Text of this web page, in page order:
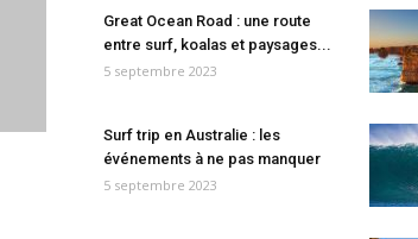
Great Ocean Road : une route
entre surf, koalas et paysages...
5 septembre 2023
Surf trip en Australie : les
événements à ne pas manquer
5 septembre 2023